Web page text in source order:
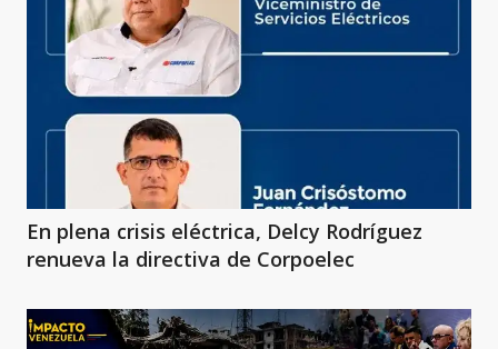
En plena crisis eléctrica, Delcy Rodríguez
renueva la directiva de Corpoelec